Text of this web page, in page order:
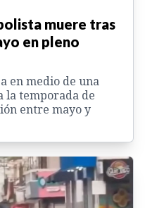
muere tras
en pleno
en medio de una
la temporada de
entre mayo y